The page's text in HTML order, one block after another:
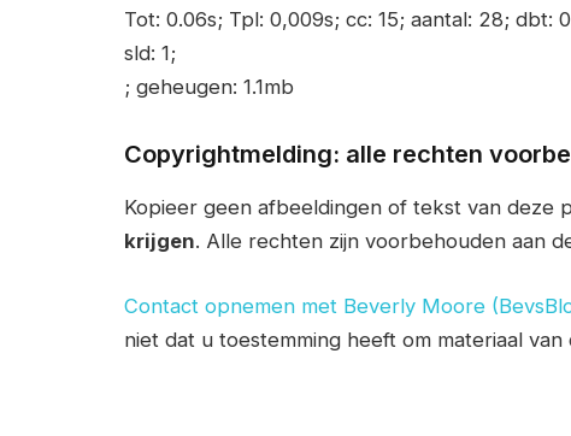
Tot: 0.06s; Tpl: 0,009s; cc: 15; aantal: 28; dbt:
sld: 1;
; geheugen: 1.1mb
Copyrightmelding: alle rechten
Kopieer geen afbeeldingen of tekst van deze
krijgen. Alle rechten zijn voorbehouden aan
Contact opnemen met Beverly Moore
niet dat u toestemming heeft om materiaal